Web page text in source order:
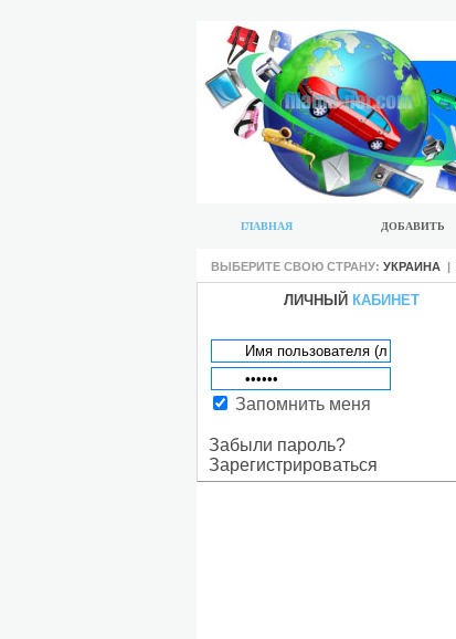
ГЛАВНАЯ ДОБАВИТЬ
ВЫБЕРИТЕ СВОЮ СТРАНУ: УКРАИНА |
ЛИЧНЫЙ КАБИНЕТ
Запомнить меня
Забыли пароль?
Зарегистрироваться